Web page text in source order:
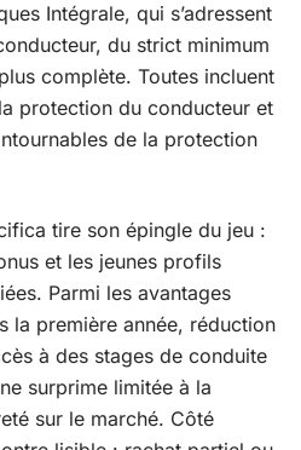
Intégrale, qui s’adressent
du strict minimum
complète. Toutes incluent
protection du conducteur et
de la protection
tire son épingle du jeu :
et les jeunes profils
Parmi les avantages
la première année, réduction
à des stages de conduite
surprime limitée à la
sur le marché. Côté